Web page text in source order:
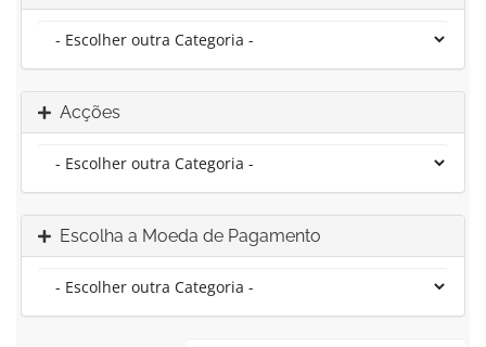
Acções
Escolha a Moeda de Pagamento